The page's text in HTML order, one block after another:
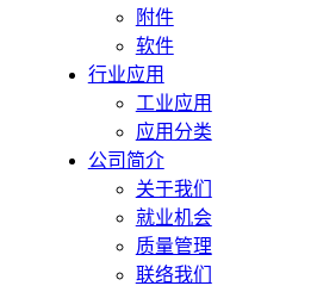
附件
软件
行业应用
工业应用
应用分类
公司简介
关于我们
就业机会
质量管理
联络我们